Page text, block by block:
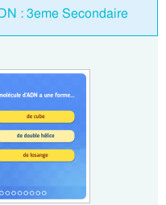
: 3eme Secondaire